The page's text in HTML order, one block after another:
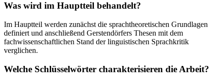
Was wird im Hauptteil behandelt?
Im Hauptteil werden zunächst die sprachtheoretischen Grundlagen
definiert und anschließend Gerstendörfers Thesen mit dem
fachwissenschaftlichen Stand der linguistischen Sprachkritik
verglichen.
Welche Schlüsselwörter charakterisieren die Arbeit?